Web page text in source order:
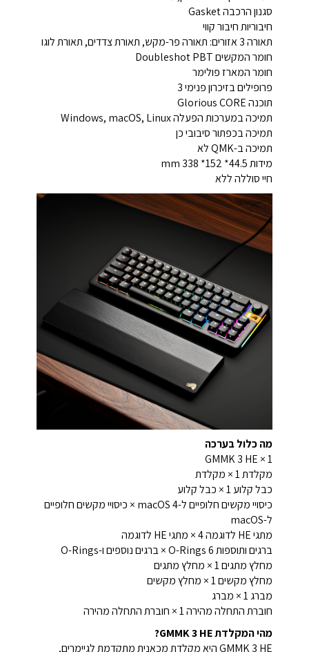
סגנון הרכבה Gasket
חיבוריות חיבור קווי
תאורה 3 אזורים: תאורה פר-מקש, תאורת צדדים, תאורת לוגו
חומר המקשים Doubleshot PBT
חומר המארז פולימר
פרופילים בזיכרון פנימי 3
תוכנה Glorious CORE
תמיכה במערכות הפעלה Windows, macOS, Linux
תמיכה בכפתור סיבובי כן
תמיכה ב-QMK לא
מידות mm 338 *152 *44.5
חיי סוללה ללא
מה כלול בערכה
1 × GMMK 3 HE
מקלדת 1 × מקלדת
כבל קלוע 1 × כבל קלוע
כיסויי מקשים חלופיים ל-macOS 4 × כיסויי מקשים חלופיים
ל-macOS
מתגי HE לדוגמה 4 × מתגי HE לדוגמה
ברגים ותוספות O-Rings 6 × ברגים נוספים ו-O-Rings
מחלץ מתגים 1 × מחלץ מתגים
מחלץ מקשים 1 × מחלץ מקשים
מברג 1 × מברג
חוברת התחלה מהירה 1 × חוברת התחלה מהירה
מהי המקלדת GMMK 3 HE?
GMMK 3 HE היא מקלדת מכאנית מתקדמת לגיימרים,